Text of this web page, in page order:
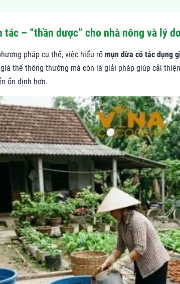
tác – “thần dược” cho nhà nông và lý
pháp cụ thể, việc hiểu rõ mụn dừa có tác dụng
thể thông thường mà còn là giải pháp giúp cải
ổn định hơn.